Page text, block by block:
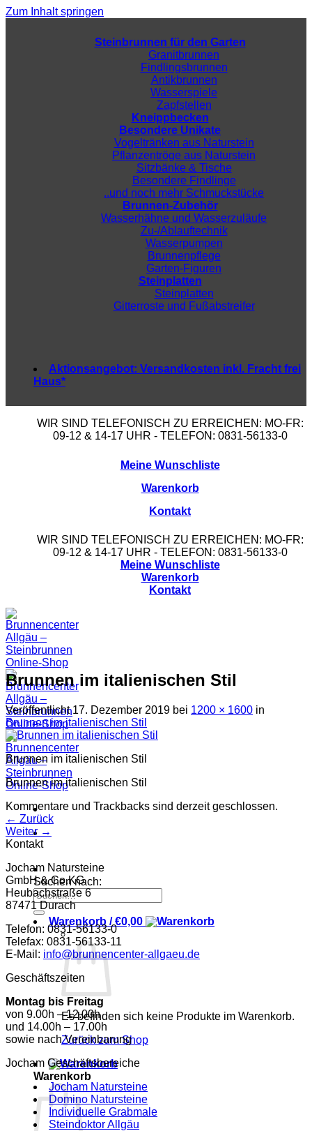
Zum Inhalt springen
WIR SIND TELEFONISCH ZU ERREICHEN: MO-FR:
09-12 & 14-17 UHR - TELEFON: 0831-56133-0
Meine Wunschliste
Warenkorb
Kontakt
WIR SIND TELEFONISCH ZU ERREICHEN: MO-FR:
09-12 & 14-17 UHR - TELEFON: 0831-56133-0
Meine Wunschliste
Warenkorb
Kontakt
Suchen nach:
Warenkorb /€0,00
Es befinden sich keine Produkte im Warenkorb.
Zurück zum Shop
Warenkorb
Steinbrunnen für den Garten
Granitbrunnen
Findlingsbrunnen
Antikbrunnen
Wasserspiele
Zapfstellen
Kneippbecken
Besondere Unikate
Vogeltränken aus Naturstein
Pflanzentröge aus Naturstein
Sitzbänke & Tische
Besondere Findlinge
..und noch mehr Schmuckstücke
Brunnen-Zubehör
Wasserhähne und Wasserzuläufe
Zu-/Ablauftechnik
Wasserpumpen
Brunnenpflege
Garten-Figuren
Steinplatten
Steinplatten
Gitterroste und Fußabstreifer
Aktionsangebot: Versandkosten inkl. Fracht frei
Haus*
Brunnen im italienischen Stil
Veröffentlicht17. Dezember 2019 bei 1200 × 1600 in
Brunnen im italienischen Stil
Brunnen im italienischen Stil
Brunnen im italienischen Stil
Kommentare und Trackbacks sind derzeit geschlossen.
← Zurück
Weiter →
Kontakt
Jocham Natursteine
GmbH & Co.KG
Heubachstraße 6
87471 Durach
Telefon: 0831-56133-0
Telefax: 0831-56133-11
E-Mail: info@brunnencenter-allgaeu.de
Geschäftszeiten
Montag bis Freitag
von 9.00h – 12.00h
und 14.00h – 17.00h
sowie nach Vereinbarung
Jocham Geschäftsbereiche
Jocham Natursteine
Domino Natursteine
Individuelle Grabmale
Steindoktor Allgäu